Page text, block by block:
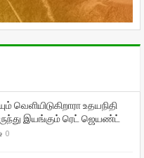
வெளியிடுகிறாரா உதயநிதி
இயங்கும் ரெட் ஜெயண்ட்
0